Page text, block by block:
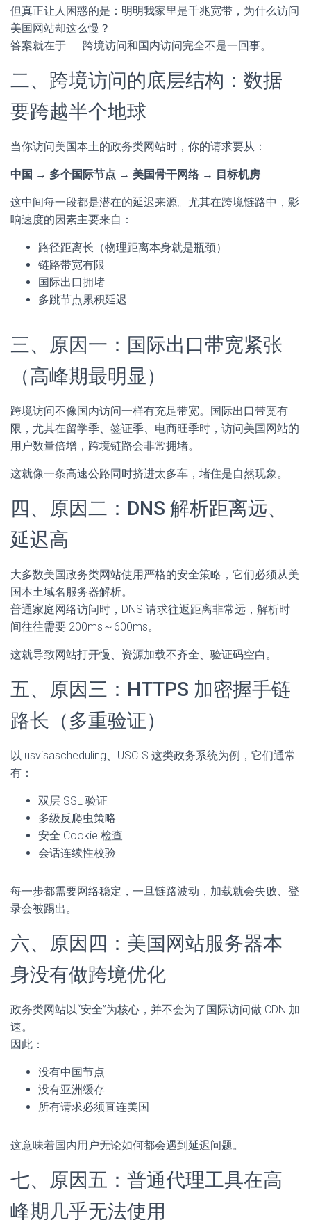
但真正让人困惑的是：明明我家里是千兆宽带，为什么访问
美国网站却这么慢？
答案就在于——跨境访问和国内访问完全不是一回事。
二、跨境访问的底层结构：数据
要跨越半个地球
当你访问美国本土的政务类网站时，你的请求要从：
中国 → 多个国际节点 → 美国骨干网络 → 目标机房
这中间每一段都是潜在的延迟来源。尤其在跨境链路中，影
响速度的因素主要来自：
路径距离长（物理距离本身就是瓶颈）
链路带宽有限
国际出口拥堵
多跳节点累积延迟
三、原因一：国际出口带宽紧张
（高峰期最明显）
跨境访问不像国内访问一样有充足带宽。国际出口带宽有
限，尤其在留学季、签证季、电商旺季时，访问美国网站的
用户数量倍增，跨境链路会非常拥堵。
这就像一条高速公路同时挤进太多车，堵住是自然现象。
四、原因二：DNS 解析距离远、
延迟高
大多数美国政务类网站使用严格的安全策略，它们必须从美
国本土域名服务器解析。
普通家庭网络访问时，DNS 请求往返距离非常远，解析时
间往往需要 200ms～600ms。
这就导致网站打开慢、资源加载不齐全、验证码空白。
五、原因三：HTTPS 加密握手链
路长（多重验证）
以 usvisascheduling、USCIS 这类政务系统为例，它们通常
有：
双层 SSL 验证
多级反爬虫策略
安全 Cookie 检查
会话连续性校验
每一步都需要网络稳定，一旦链路波动，加载就会失败、登
录会被踢出。
六、原因四：美国网站服务器本
身没有做跨境优化
政务类网站以“安全”为核心，并不会为了国际访问做 CDN 加
速。
因此：
没有中国节点
没有亚洲缓存
所有请求必须直连美国
这意味着国内用户无论如何都会遇到延迟问题。
七、原因五：普通代理工具在高
峰期几乎无法使用